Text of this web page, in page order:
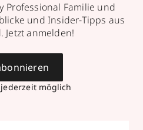
Professional Familie und
und Insider-Tipps aus
Jetzt anmelden!
möglich